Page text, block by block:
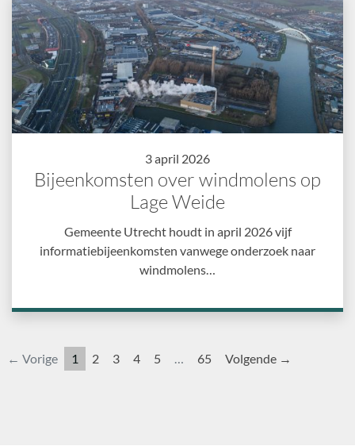
3 april 2026
Bijeenkomsten over windmolens op
Lage Weide
Gemeente Utrecht houdt in april 2026 vijf
informatiebijeenkomsten vanwege onderzoek naar
windmolens…
← Vorige 1 2 3 4 5 … 65 Volgende →